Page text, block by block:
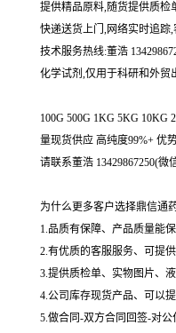
提供精品原料,随货提供质检
快递送货上门,网络实时追踪
技术服务热线:董浩
化学试剂,仅用于科研和外贸
100G 500G 1KG 5KG 10KG
量现货供应 高纯度99%+ 优
请联系董浩 13429867250(微
为什么更多客户选择鼎信通
1.品质有保障、产品质量能
2.有优质的客服服务、可提
3.提供质检单、实物图片、
4.公司库存现货产品、可以
5.做合同-双方合同回签-对